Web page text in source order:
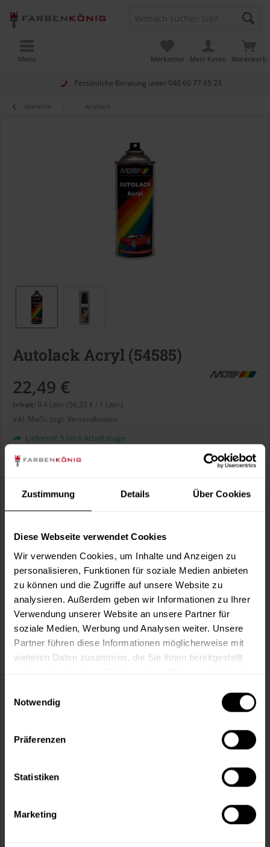
Zustimmung Details Über Cookies
Diese Webseite verwendet Cookies
Wir verwenden Cookies, um Inhalte und Anzeigen zu
personalisieren, Funktionen für soziale Medien anbieten
zu können und die Zugriffe auf unsere Website zu
analysieren. Außerdem geben wir Informationen zu Ihrer
Verwendung unserer Website an unsere Partner für
soziale Medien, Werbung und Analysen weiter. Unsere
Partner führen diese Informationen möglicherweise mit
weiteren Daten zusammen, die Sie ihnen bereitgestellt
Notwendig
Präferenzen
Statistiken
Marketing
Persönliche Beratung unter 040 60 77 65 23
Warenkorb
Merkzettel Mein Konto
Menü
Übersicht Acryllack
Autolack Acryl (54585)
22,49 €
Inhalt: 0.4 Liter (56,23 € / 1 Liter)
inkl. MwSt. zzgl. Versandkosten
Lieferzeit 5 bis 9 Arbeitstage
Liter:
Verbrauch berechnen
In denWarenkorb